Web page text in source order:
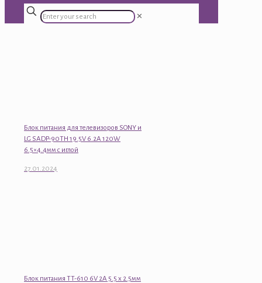
✕
Блок питания для телевизоров SONY и
LG SADP-90TH 19.5V 6.2A 120W
6.5×4.4мм с иглой
27.01.2024
Блок питания TT-610 6V 2A 5.5 x 2.5мм